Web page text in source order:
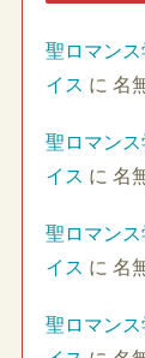
聖ロマン
イス に 名
聖ロマン
イス に 名
聖ロマン
イス に 名
聖ロマン